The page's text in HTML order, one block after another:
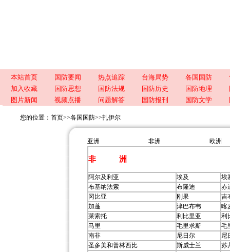
本站首页 国防要闻 热点追踪 台海局势 各国国防
加入收藏
国防思想 国防法规 国防历史 国防地理
图片新闻
视频点播 问题解答 国防报刊 国防文学
您的位置： 首页>>各国国防>>扎伊尔
亚洲 非洲 欧洲
非 洲
阿尔及利亚 埃及
埃
布基纳法索
布隆迪
赤
冈比亚
刚果
吉
加蓬
津巴布韦
喀
莱索托
利比里亚
利
马里
毛里求斯
毛
南非
尼日尔
尼
圣多美和普林西比
斯威士兰
苏